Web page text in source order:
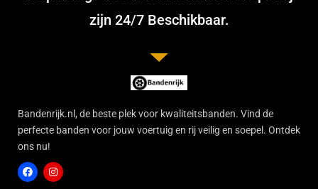
zijn 24/7 Beschikbaar.
Bandenrijk.nl, de beste plek voor kwaliteitsbanden. Vind de
perfecte banden voor jouw voertuig en rij veilig en soepel. Ontdek
ons nu!